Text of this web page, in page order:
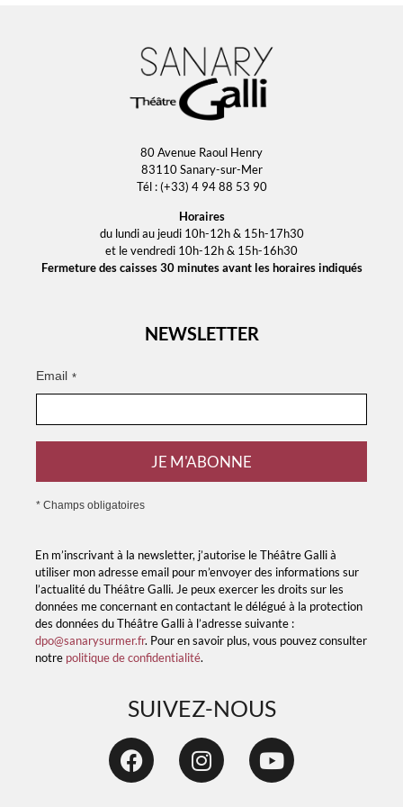
80 Avenue Raoul Henry
83110 Sanary-sur-Mer
Tél : (+33) 4 94 88 53 90
Horaires
du lundi au jeudi 10h-12h & 15h-17h30
et le vendredi 10h-12h & 15h-16h30
Fermeture des caisses 30 minutes avant les horaires indiqués
NEWSLETTER
Email *
JE M'ABONNE
* Champs obligatoires
En m’inscrivant à la newsletter, j’autorise le Théâtre Galli à
utiliser mon adresse email pour m’envoyer des informations sur
l’actualité du Théâtre Galli. Je peux exercer les droits sur les
données me concernant en contactant le délégué à la protection
des données du Théâtre Galli à l’adresse suivante :
dpo@sanarysurmer.fr. Pour en savoir plus, vous pouvez consulter
notre politique de confidentialité.
SUIVEZ-NOUS